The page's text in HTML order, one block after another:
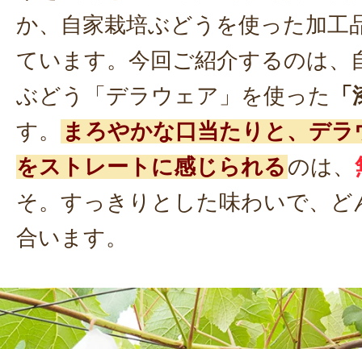
か、自家栽培ぶどうを使った加工
ています。今回ご紹介するのは、
ぶどう「デラウェア」を使った
す。
まろやかな口当たりと、デ
をストレートに感じられる のは、
そ。すっきりとした味わいで、ど
合います。